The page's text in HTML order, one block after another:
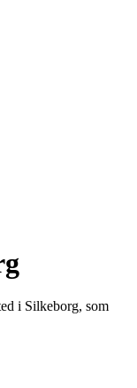
i Silkeborg, som